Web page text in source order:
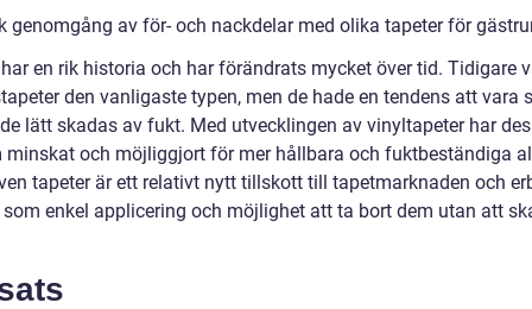
genomgång av för- och nackdelar med olika tapeter för
en rik historia och har förändrats mycket över tid. Tidigare
den vanligaste typen, men de hade en tendens att vara
lätt skadas av fukt. Med utvecklingen av vinyltapeter har
minskat och möjliggjort för mer hållbara och fuktbeständiga
tapeter är ett relativt nytt tillskott till tapetmarknaden och
enkel applicering och möjlighet att ta bort dem utan att